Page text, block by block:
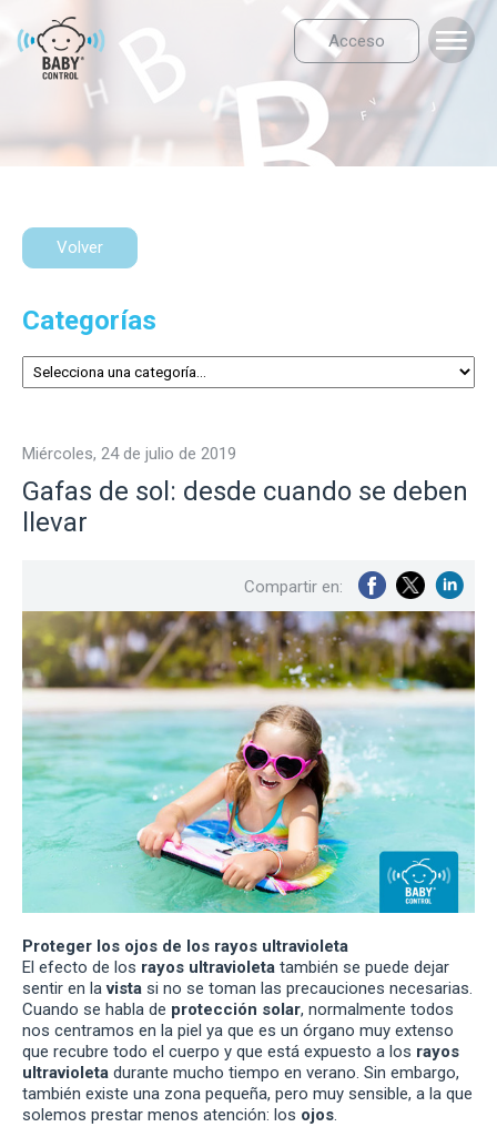
Acceso
Volver
Categorías
miércoles, 24 de julio de 2019
Gafas de sol: desde cuando se deben
llevar
Compartir en:
Proteger los ojos de los rayos ultravioleta
El efecto de los rayos ultravioleta también se puede dejar
sentir en lavista si no se toman las precauciones necesarias.
Cuando se habla de protección solar, normalmente todos
nos centramos en la piel ya que es un órgano muy extenso
que recubre todo el cuerpo y que está expuesto a los rayos
ultravioleta durante mucho tiempo en verano. Sin embargo,
también existe una zona pequeña, pero muy sensible, a la que
solemos prestar menos atención: los ojos.